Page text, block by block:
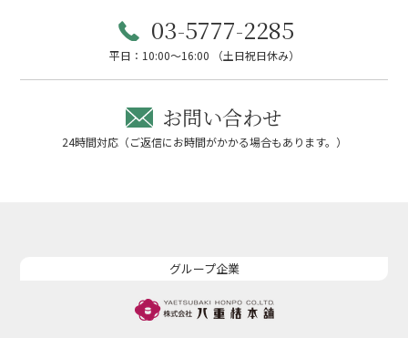
03-5777-2285
平日：10:00～16:00 （土日祝日休み）
お問い合わせ
24時間対応（ご返信にお時間がかかる場合もあります。）
グループ企業